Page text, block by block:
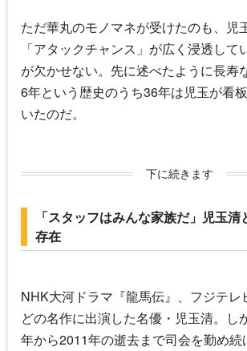
ただ華丸のモノマネが受けたのも、児
「アタックチャンス」が広く浸透して
が欠かせない。先に述べたように長寿
6年という歴史のうち36年は児玉が看
いたのだ。
下に続きます
「スタッフはみんな家族だ」児玉
存在
NHK大河ドラマ『龍馬伝』、フジテレ
どの名作に出演した名優・ 児玉清。し
年から2011年の逝去まで司会を勤め続